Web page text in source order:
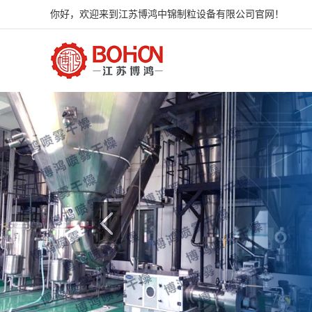
你好，欢迎来到江苏博鸿中锦制粒设备有限公司官网！